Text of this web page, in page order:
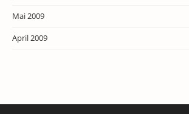
Mai 2009
April 2009